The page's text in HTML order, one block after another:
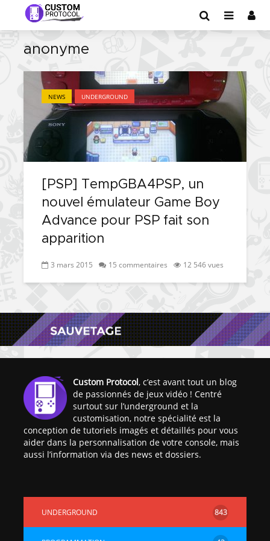
anonyme
NEWS UNDERGROUND
[PSP] TempGBA4PSP, un
nouvel émulateur Game Boy
Advance pour PSP fait son
apparition
3 mars 2015 15 commentaires 12 546 vues
Custom Protocol, c’est avant tout un blog
de passionnés de jeux vidéo ! Centré
surtout sur l’underground et la
customisation, notre spécialité est la
conception de tutoriels imagés et détaillés pour vous
aider dans la personnalisation de votre console, mais
aussi l’information via des news et dossiers.
UNDERGROUND 843